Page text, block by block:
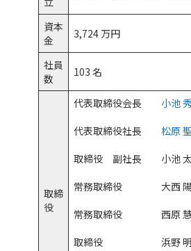
住所
電車でお越しの場合
資本
金
3,724 万円
社員
数
103 名
取締
役
代表取締役会長 小池
代表取締役社長
松原 聖
取締役 副社長 小池
常務取締役 大西
常務取締役 西原
取締役 浜野 明